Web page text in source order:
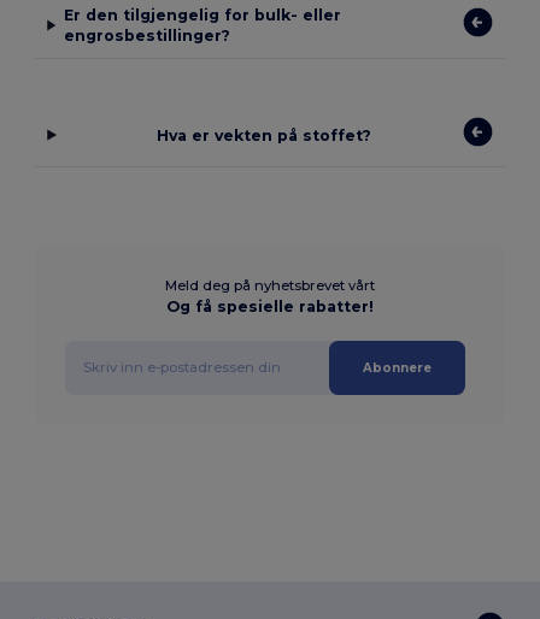
Er den tilgjengelig for bulk- eller
engrosbestillinger?
Hva er vekten på stoffet?
Meld deg på nyhetsbrevet vårt
Og få spesielle rabatter!
Abonnere